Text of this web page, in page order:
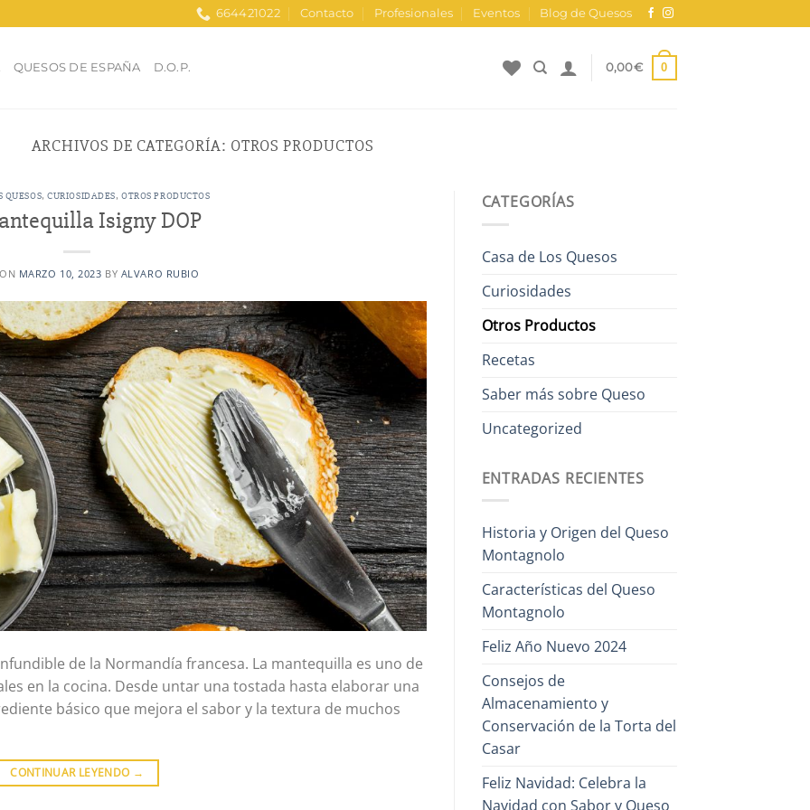
664421022 Contacto Profesionales Eventos Blog de Quesos
QUESOS DE ESPAÑA D.O.P. 0,00€ 0
ARCHIVOS DE CATEGORÍA: OTROS PRODUCTOS
QUESOS,CURIOSIDADES,OTROS PRODUCTOS
Isigny DOP
MARZO 10, 2023 BY ALVARO RUBIO
de la Normandía francesa. La mantequilla es uno de
en la cocina. Desde untar una tostada hasta elaborar una
básico que mejora el sabor y la textura de muchos
CONTINUAR LEYENDO →
CATEGORÍAS
Casa de Los Quesos
Curiosidades
Otros Productos
Recetas
Saber más sobre Queso
Uncategorized
ENTRADAS RECIENTES
Historia y Origen del Queso
Montagnolo
Características del Queso
Montagnolo
Feliz Año Nuevo 2024
Consejos de
Almacenamiento y
Conservación de la Torta del
Casar
Feliz Navidad: Celebra la
Navidad con Sabor y Queso